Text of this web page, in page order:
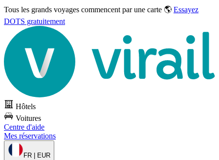
Tous les grands voyages commencent par une carte 🌎 Essayez
DOTS gratuitement
Hôtels
Voitures
Centre d'aide
Mes réservations
FR | EUR